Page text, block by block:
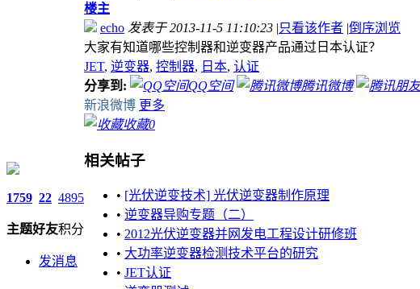
1759
主题
22
好友
4895
积分
发消息
楼主
echo 发表于 2013-11-5 11:10:23 |只看该作者 |倒序浏览
大家有知道哪些控制器和逆变器产品通过日本认证？
JET, 逆变器, 控制器, 日本, 认证
分享到:
QQ空间 腾讯微博
新浪微博 更多
收藏0
相关帖子
• [光伏逆变技术] 光伏逆变器制作原理
• 逆变器导购专题（二）
• 2012光伏逆变器并网发电工程设计研修班
• 大功率逆变器检测技术平台的研究
• JET认证